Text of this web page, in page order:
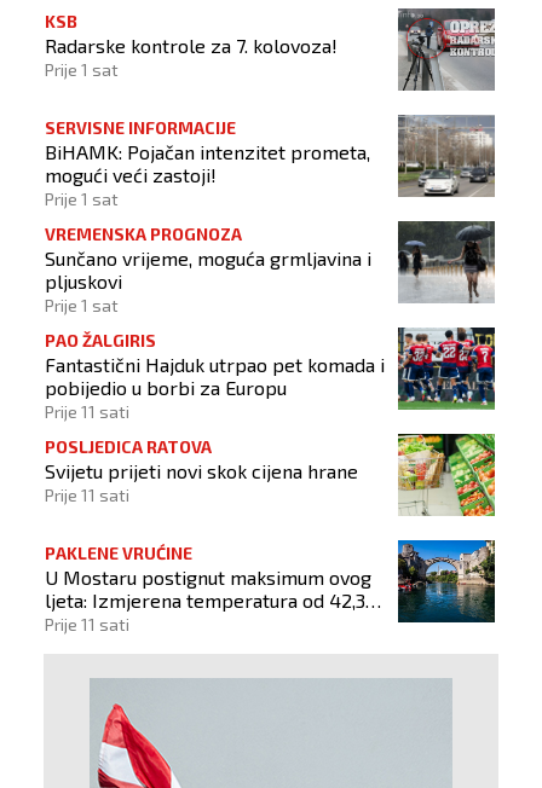
KSB
Radarske kontrole za 7. kolovoza!
Prije 1 sat
SERVISNE INFORMACIJE
BiHAMK: Pojačan intenzitet prometa,
mogući veći zastoji!
Prije 1 sat
VREMENSKA PROGNOZA
Sunčano vrijeme, moguća grmljavina i
pljuskovi
Prije 1 sat
PAO ŽALGIRIS
Fantastični Hajduk utrpao pet komada i
pobijedio u borbi za Europu
Prije 11 sati
POSLJEDICA RATOVA
Svijetu prijeti novi skok cijena hrane
Prije 11 sati
PAKLENE VRUĆINE
U Mostaru postignut maksimum ovog
ljeta: Izmjerena temperatura od 42,3
stupnja Celzijeva
Prije 11 sati